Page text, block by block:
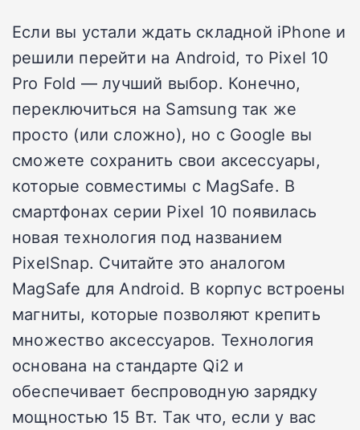
Если вы устали ждать складной iPhone и
решили перейти на Android, то Pixel 10
Pro Fold — лучший выбор. Конечно,
переключиться на Samsung так же
просто (или сложно), но с Google вы
сможете сохранить свои аксессуары,
которые совместимы с MagSafe. В
смартфонах серии Pixel 10 появилась
новая технология под названием
PixelSnap. Считайте это аналогом
MagSafe для Android. В корпус встроены
магниты, которые позволяют крепить
множество аксессуаров. Технология
основана на стандарте Qi2 и
обеспечивает беспроводную зарядку
мощностью 15 Вт. Так что, если у вас